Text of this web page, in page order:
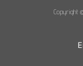
Copyright